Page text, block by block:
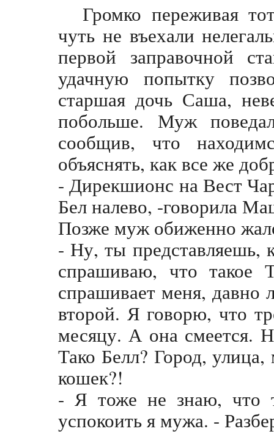
Громко переживая
чуть не въехали
первой заправочной
удачную попытку
старшая дочь Саша,
побольше. Муж
сообщив, что
объяснять, как все же
- Дирекшионс на Вест
Бел налево, -говорила
Позже муж обиженно
- Ну, ты представляешь,
спрашиваю, что такое
спрашивает меня,
второй. Я говорю, что
месяцу. А она смеется.
Тако Белл? Город,
кошек?!
- Я тоже не знаю, что
успокоить я мужа. -